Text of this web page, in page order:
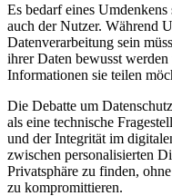
Es bedarf eines
auch der Nutzer. Während
Datenverarbeitung sein
ihrer Daten bewusst
Informationen sie teilen
Die Debatte um
als eine technische
und der Integrität im
zwischen personalisierten
Privatsphäre zu finden,
zu kompromittieren.